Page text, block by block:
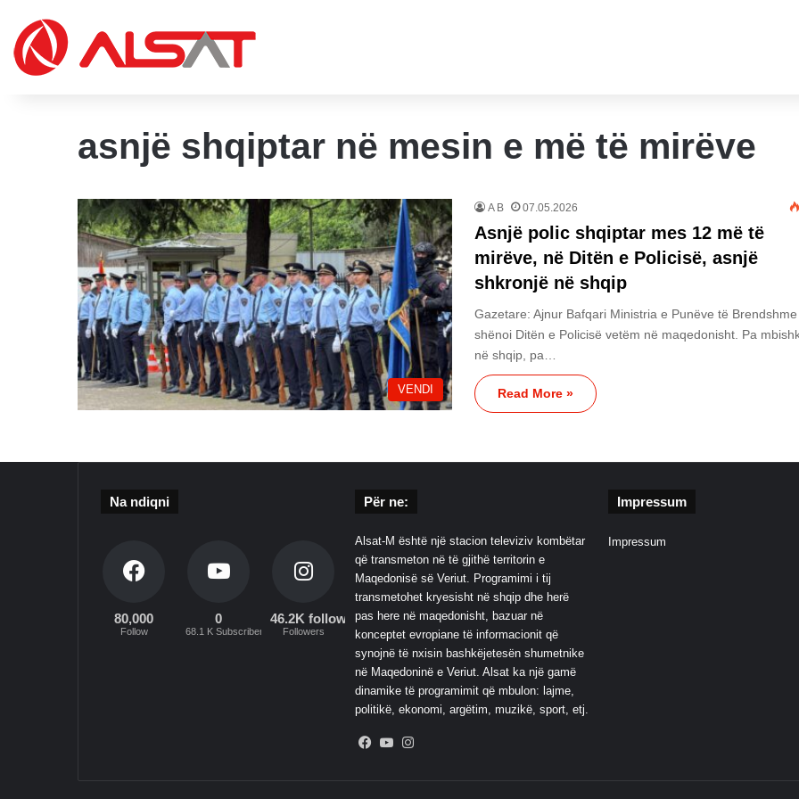
asnjë shqiptar në mesin e më të mirëve
VENDI
A B 07.05.2026
Asnjë polic shqiptar mes 12 më të
mirëve, në Ditën e Policisë, asnjë
shkronjë në shqip
Gazetare: Ajnur Bafqari Ministria e Punëve të Brendshme
shënoi Ditën e Policisë vetëm në maqedonisht. Pa
në shqip, pa…
Read More »
Na ndiqni
80,000
Follow
0
68.1 K Subscribers
46.2K followers
Followers
Për ne:
Alsat-M është një stacion televiziv kombëtar
që transmeton në të gjithë territorin e
Maqedonisë së Veriut. Programimi i tij
transmetohet kryesisht në shqip dhe herë
pas here në maqedonisht, bazuar në
konceptet evropiane të informacionit që
synojnë të nxisin bashkëjetesën shumetnike
në Maqedoninë e Veriut. Alsat ka një gamë
dinamike të programimit që mbulon: lajme,
politikë, ekonomi, argëtim, muzikë, sport, etj.
Facebook
YouTube
Impressum
Impressum